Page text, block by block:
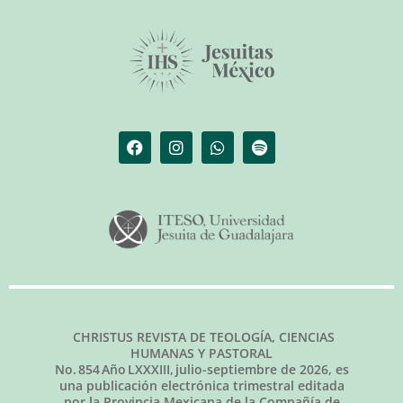
CHRISTUS REVISTA DE TEOLOGÍA, CIENCIAS
HUMANAS Y PASTORAL
No.854Año LXXXIII, julio-septiembre de 2026, es
una publicación electrónica trimestral editada